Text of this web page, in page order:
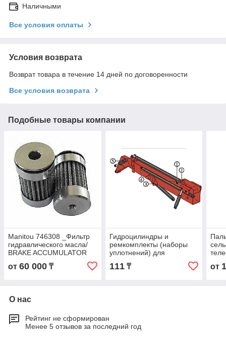
Наличными
Все условия оплаты
Условия возврата
Возврат товара в течение 14 дней по договоренности
Все условия возврата
Подобные товары компании
Manitou 746308 _Фильтр
гидравлического масла/
BRAKE ACCUMULATOR
от 60 000 ₸
Гидроцилиндры и
ремкомплекты (наборы
уплотнений) для
сельскохозяйственных
телескопических
111₸ от
О нас
Рейтинг не сформирован
Менее 5 отзывов за последний год